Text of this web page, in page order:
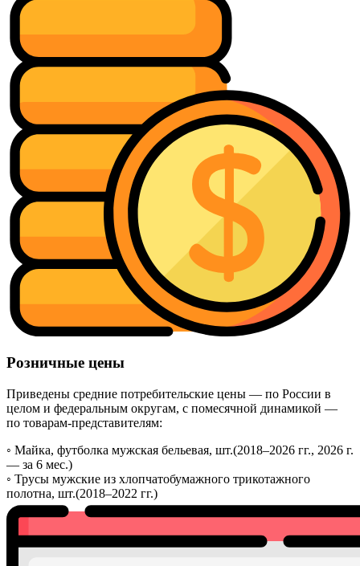
Розничные цены
Приведены средние потребительские цены — по России в
целом и федеральным округам, с помесячной динамикой —
по товарам-представителям:
◦ Майка, футболка мужская бельевая, шт.(2018–2026 гг., 2026 г.
— за 6 мес.)
◦ Трусы мужские из хлопчатобумажного трикотажного
полотна, шт.(2018–2022 гг.)